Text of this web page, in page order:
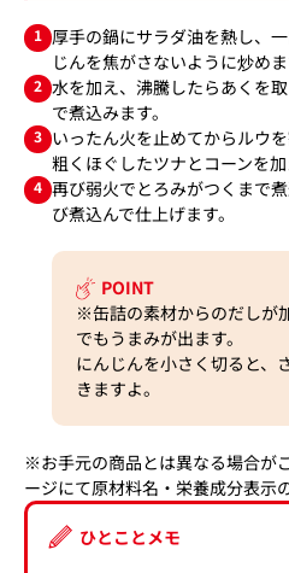
1 厚手の鍋にサラダ油を熱し、
じんを焦がさないように炒めま
2 水を加え、沸騰したらあくを
で煮込みます。
3 いったん火を止めてからルウ
粗くほぐしたツナとコーンを加
4 再び弱火でとろみがつくまで
び煮込んで仕上げます。
POINT
※缶詰の素材からのだしが
でもうまみが出ます。
にんじんを小さく切ると、
きますよ。
※お手元の商品とは異なる場合が
ージにて原材料名・栄養成分表示
ひとことメモ